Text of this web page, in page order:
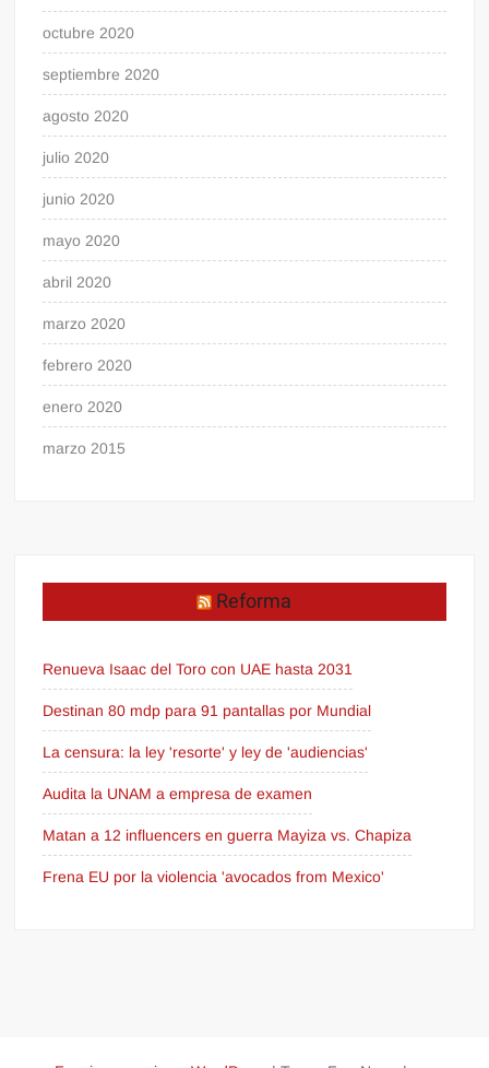
octubre 2020
septiembre 2020
agosto 2020
julio 2020
junio 2020
mayo 2020
abril 2020
marzo 2020
febrero 2020
enero 2020
marzo 2015
Reforma
Renueva Isaac del Toro con UAE hasta 2031
Destinan 80 mdp para 91 pantallas por Mundial
La censura: la ley 'resorte' y ley de 'audiencias'
Audita la UNAM a empresa de examen
Matan a 12 influencers en guerra Mayiza vs. Chapiza
Frena EU por la violencia 'avocados from Mexico'